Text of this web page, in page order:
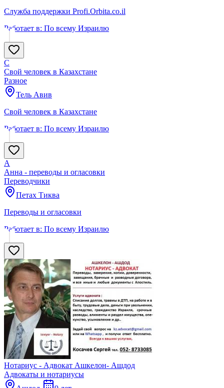
Служба поддержки Profi.Orbita.co.il
Работает в: По всему Израилю
С
Свой человек в Казахстане
Разное
Тель Авив
Свой человек в Казахстане
Работает в: По всему Израилю
А
Анна - переводы и огласовки
Переводчики
Петах Тиква
Переводы и огласовки
Работает в: По всему Израилю
Нотариус - Адвокат Ашкелон- Ашдод
Адвокаты и нoтариусы